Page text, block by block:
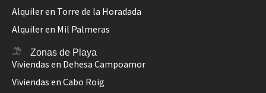
Alquiler en Torre de la Horadada
Alquiler en Mil Palmeras
Zonas de Playa
Viviendas en Dehesa Campoamor
Viviendas en Cabo Roig